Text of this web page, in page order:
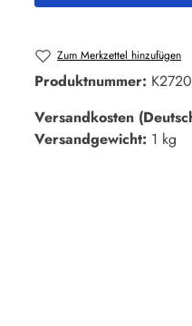
Zum Merkzettel hinzufügen
Produktnummer:
Versandkosten
Versandgewicht: 1 kg